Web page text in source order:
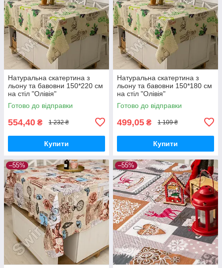
Натуральна скатертина з
льону та бавовни 150*220 см
на стіл "Олівія"
Готово до відправки
554,40 ₴ 1 232 ₴
Купити
Натуральна скатертина з
льону та бавовни 150*180 см
на стіл "Олівія"
Готово до відправки
499,05 ₴ 1 109 ₴
Купити
–55% –55%